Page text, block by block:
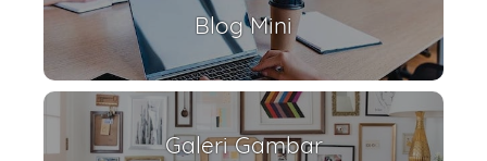
Blog Mini
Galeri Gambar